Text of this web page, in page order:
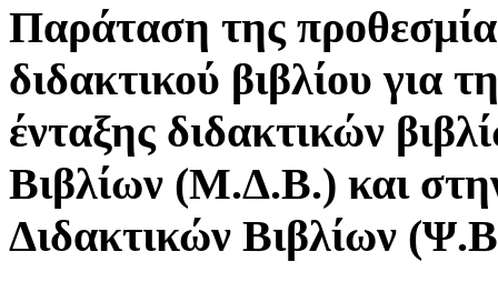
Παράταση της
διδακτικού βιβλίου για
ένταξης διδακτικών
Βιβλίων (Μ.Δ.Β.) και
Διδακτικών Βιβλίων